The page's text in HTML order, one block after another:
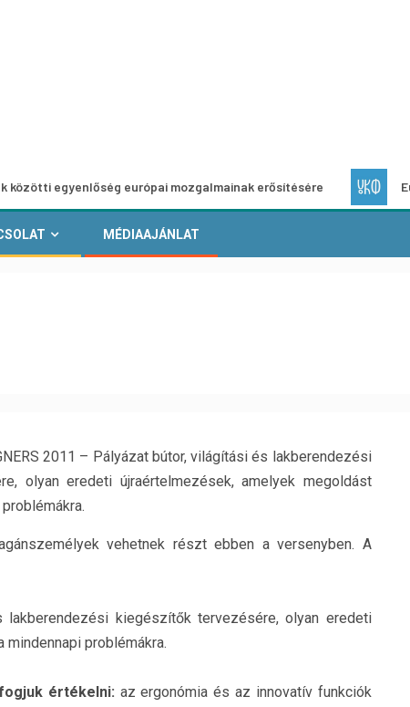
európai mozgalmainak erősítésére Európai
MÉDIAAJÁNLAT
2011 – Pályázat bútor, világítási és lakberendezési
olyan eredeti újraértelmezések, amelyek megoldást
vehetnek részt ebben a versenyben. A
lakberendezési kiegészítők tervezésére, olyan eredeti
problémákra.
értékelni: az ergonómia és az innovatív funkciók